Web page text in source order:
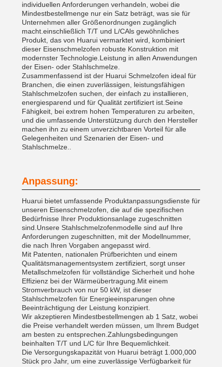
individuellen Anforderungen verhandeln, wobei die
Mindestbestellmenge nur ein Satz beträgt, was sie für
Unternehmen aller Größenordnungen zugänglich
macht.einschließlich T/T und L/CAls gewöhnliches
Produkt, das von Huarui vermarktet wird, kombiniert
dieser Eisenschmelzofen robuste Konstruktion mit
modernster Technologie.Leistung in allen Anwendungen
der Eisen- oder Stahlschmelze.
Zusammenfassend ist der Huarui Schmelzofen ideal für
Branchen, die einen zuverlässigen, leistungsfähigen
Stahlschmelzofen suchen, der einfach zu installieren,
energiesparend und für Qualität zertifiziert ist.Seine
Fähigkeit, bei extrem hohen Temperaturen zu arbeiten,
und die umfassende Unterstützung durch den Hersteller
machen ihn zu einem unverzichtbaren Vorteil für alle
Gelegenheiten und Szenarien der Eisen- und
Stahlschmelze..
Anpassung:
Huarui bietet umfassende Produktanpassungsdienste für
unseren Eisenschmelzofen, die auf die spezifischen
Bedürfnisse Ihrer Produktionsanlage zugeschnitten
sind.Unsere Stahlschmelzofenmodelle sind auf Ihre
Anforderungen zugeschnitten, mit der Modellnummer,
die nach Ihren Vorgaben angepasst wird.
Mit Patenten, nationalen Prüfberichten und einem
Qualitätsmanagementsystem zertifiziert, sorgt unser
Metallschmelzofen für vollständige Sicherheit und hohe
Effizienz bei der Wärmeübertragung.Mit einem
Stromverbrauch von nur 50 kW, ist dieser
Stahlschmelzofen für Energieeinsparungen ohne
Beeinträchtigung der Leistung konzipiert.
Wir akzeptieren Mindestbestellmengen ab 1 Satz, wobei
die Preise verhandelt werden müssen, um Ihrem Budget
am besten zu entsprechen.Zahlungsbedingungen
beinhalten T/T und L/C für Ihre Bequemlichkeit.
Die Versorgungskapazität von Huarui beträgt 1.000,000
Stück pro Jahr, um eine zuverlässige Verfügbarkeit für